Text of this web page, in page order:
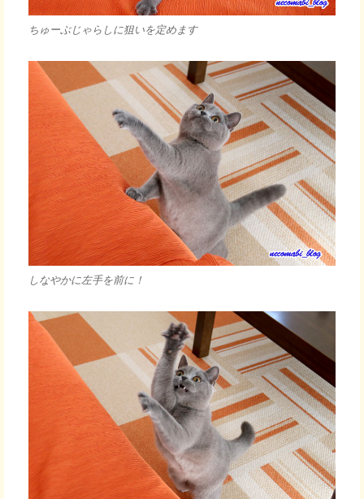
ちゅーぶじゃらしに狙いを定めます
しなやかに左手を前に！